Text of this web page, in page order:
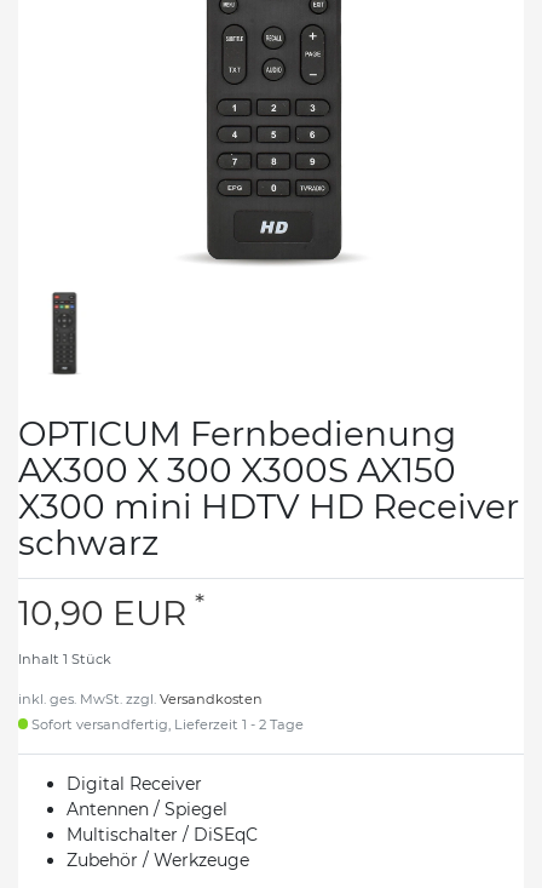
OPTICUM Fernbedienung
AX300 X 300 X300S AX150
X300 mini HDTV HD Receiver
schwarz
10,90 EUR *
Inhalt 1 Stück
inkl. ges. MwSt. zzgl. Versandkosten
Sofort versandfertig, Lieferzeit 1 - 2 Tage
Digital Receiver
Antennen / Spiegel
Multischalter / DiSEqC
Zubehör / Werkzeuge